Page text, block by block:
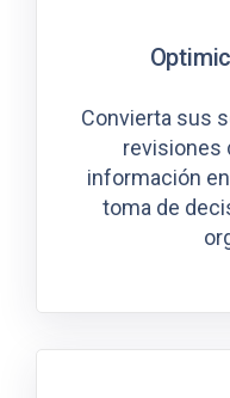
Convierta sus
revisiones
información
toma de